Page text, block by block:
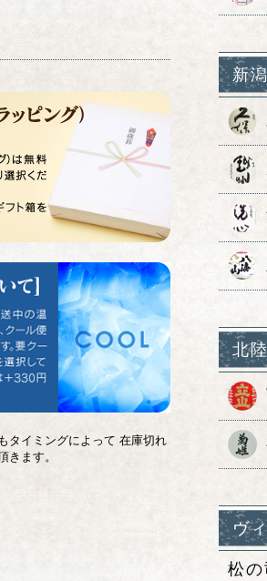
タイミングによって 在庫切れ
きます。
新
北
ヴ
松